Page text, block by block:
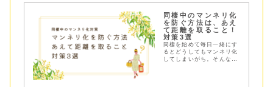
同棲中のマンネリ化
を防ぐ方法は、あえ
て距離を取ること！
対策3選
同棲を始めて毎日一緒にす
るとどうしてもマンネリ化
してしまいがち。そんなマ